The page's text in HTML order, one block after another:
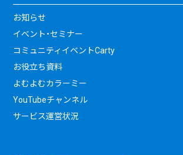
お知らせ
イベント・セミナー
コミュニティイベントCarty
お役立ち資料
よむよむカラーミー
YouTubeチャンネル
サービス運営状況